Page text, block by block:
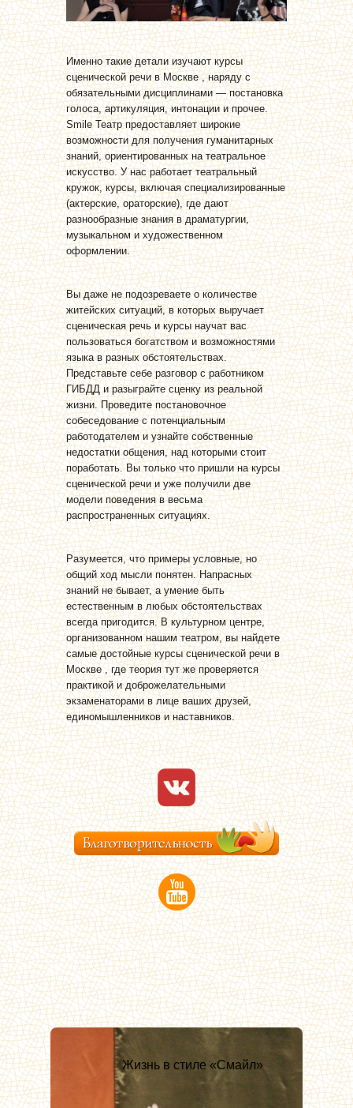
Именно такие детали изучают курсы
сценической речи в Москве , наряду с
обязательными дисциплинами — постановка
голоса, артикуляция, интонации и прочее.
Smile Театр предоставляет широкие
возможности для получения гуманитарных
знаний, ориентированных на театральное
искусство. У нас работает театральный
кружок, курсы, включая специализированные
(актерские, ораторские), где дают
разнообразные знания в драматургии,
музыкальном и художественном
оформлении.
Вы даже не подозреваете о количестве
житейских ситуаций, в которых выручает
сценическая речь и курсы научат вас
пользоваться богатством и возможностями
языка в разных обстоятельствах.
Представьте себе разговор с работником
ГИБДД и разыграйте сценку из реальной
жизни. Проведите постановочное
собеседование с потенциальным
работодателем и узнайте собственные
недостатки общения, над которыми стоит
поработать. Вы только что пришли на курсы
сценической речи и уже получили две
модели поведения в весьма
распространенных ситуациях.
Разумеется, что примеры условные, но
общий ход мысли понятен. Напрасных
знаний не бывает, а умение быть
естественным в любых обстоятельствах
всегда пригодится. В культурном центре,
организованном нашим театром, вы найдете
самые достойные курсы сценической речи в
Москве , где теория тут же проверяется
практикой и доброжелательными
экзаменаторами в лице ваших друзей,
единомышленников и наставников.
Жизнь в стиле «Смайл»